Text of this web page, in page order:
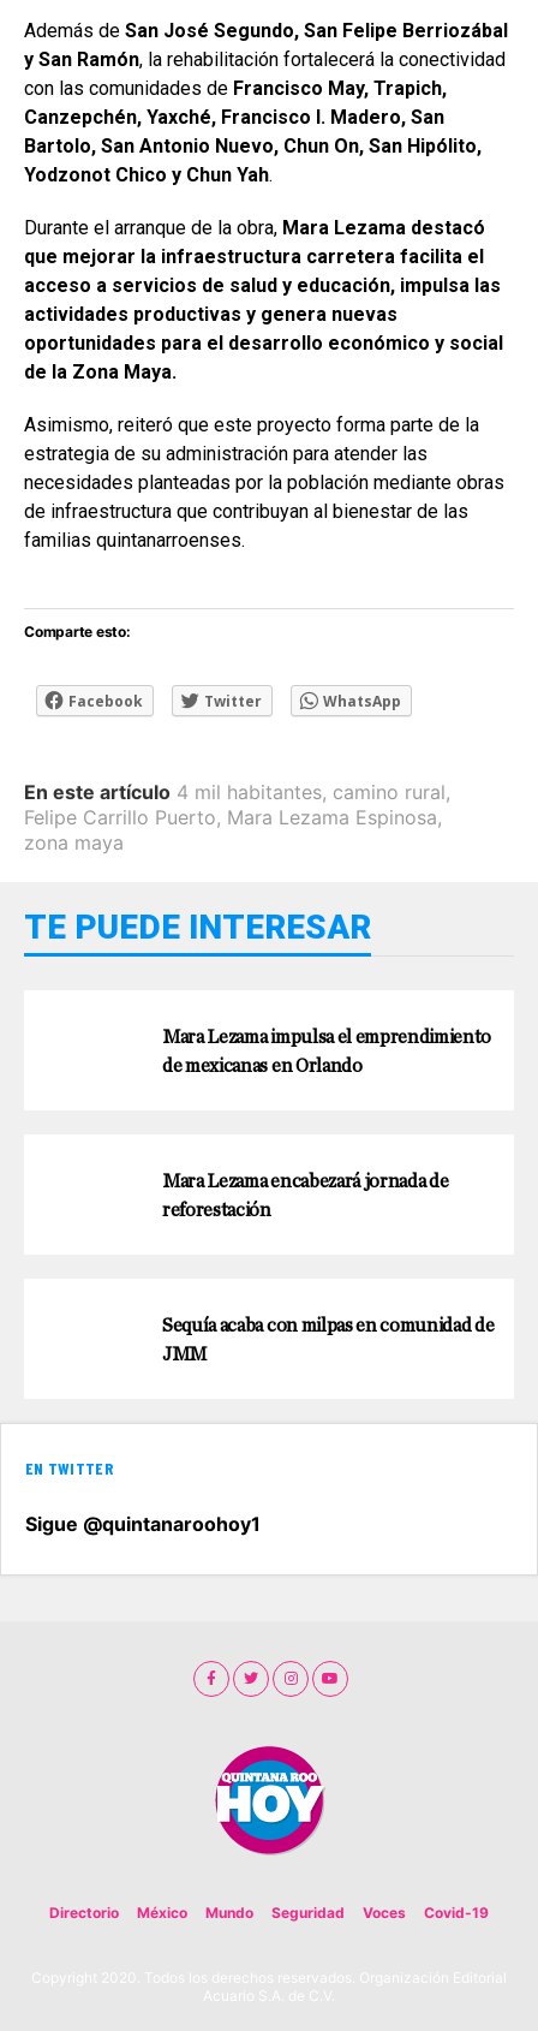
Además de San José Segundo, San Felipe Berriozábal
y San Ramón, la rehabilitación fortalecerá la conectividad
con las comunidades de Francisco May, Trapich,
Canzepchén, Yaxché, Francisco I. Madero, San
Bartolo, San Antonio Nuevo, Chun On, San Hipólito,
Yodzonot Chico y Chun Yah.
Durante el arranque de la obra, Mara Lezama destacó
que mejorar la infraestructura carretera facilita el
acceso a servicios de salud y educación, impulsa las
actividades productivas y genera nuevas
oportunidades para el desarrollo económico y social
de la Zona Maya.
Asimismo, reiteró que este proyecto forma parte de la
estrategia de su administración para atender las
necesidades planteadas por la población mediante obras
de infraestructura que contribuyan al bienestar de las
familias quintanarroenses.
Comparte esto:
Facebook Twitter WhatsApp
En este artículo 4 mil habitantes, camino rural,
Felipe Carrillo Puerto, Mara Lezama Espinosa,
zona maya
TE PUEDE INTERESAR
Mara Lezama impulsa el emprendimiento
de mexicanas en Orlando
Mara Lezama encabezará jornada de
reforestación
Sequía acaba con milpas en comunidad de
JMM
EN TWITTER
Sigue @quintanaroohoy1
Directorio México Mundo Seguridad Voces Covid-19